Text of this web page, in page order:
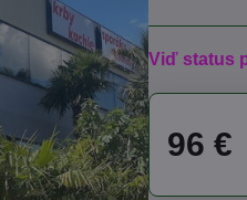
Viď status
96 €